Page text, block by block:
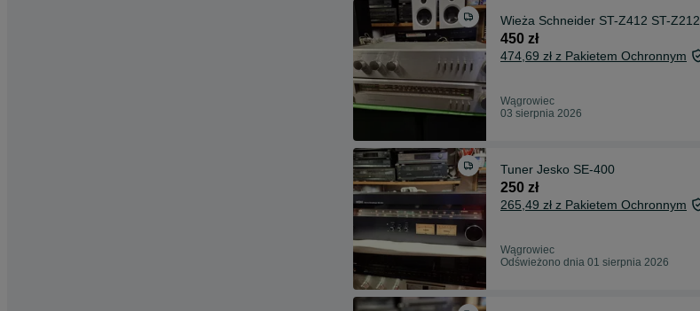
Wieża Schneider ST-Z412 ST-Z212
450 zł
474,69 zł z Pakietem Ochronnym
Wągrowiec
03 sierpnia 2026
Tuner Jesko SE-400
250 zł
265,49 zł z Pakietem Ochronnym
Wągrowiec
Odświeżono dnia 01 sierpnia 2026